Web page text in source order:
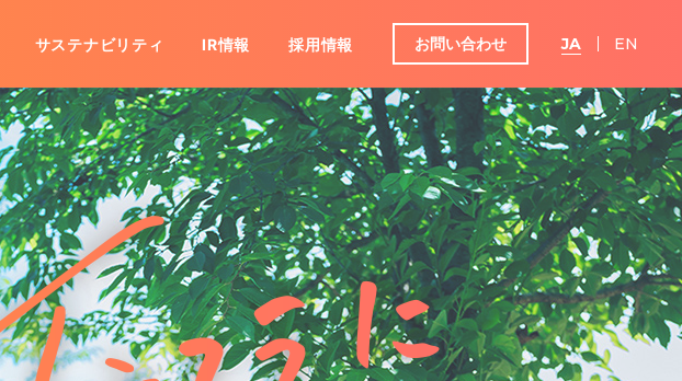
お問い合わせ JA EN
数字で見るコシダカグループ
サステナビリティ
主優待 IRカレンダー
IRよくあるご質問
IR情報 採用情報